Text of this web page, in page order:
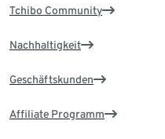
Tchibo Community
Nachhaltigkeit
Geschäftskunden
Affiliate Programm